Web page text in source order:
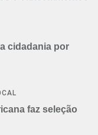
cidadania por
faz seleção